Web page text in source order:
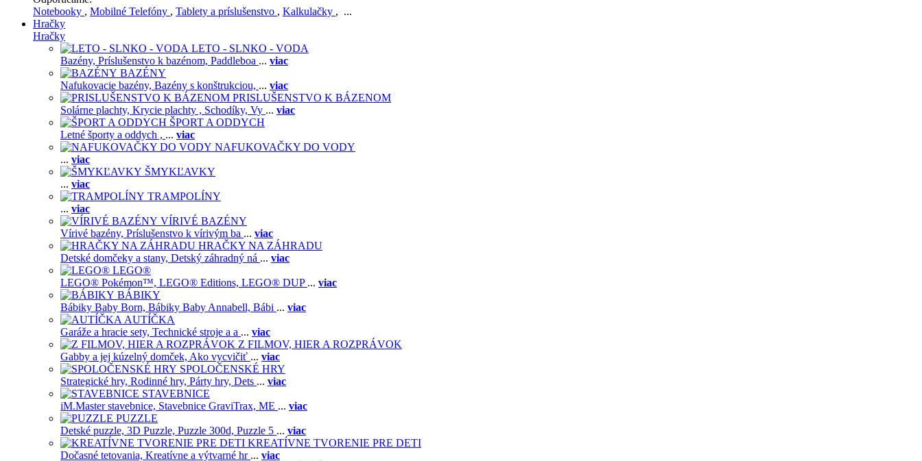
Notebooky , Mobilné Telefóny , Tablety a príslušenstvo , Kalkulačky , ...
Hračky
Hračky
LETO - SLNKO - VODA
Bazény, Príslušenstvo k bazénom, Paddleboa ... viac
BAZÉNY
Nafukovacie bazény, Bazény s konštrukciou, ... viac
PRISLUŠENSTVO K BÁZENOM
Solárne plachty, Krycie plachty , Schodíky, Vy ... viac
ŠPORT A ODDYCH
Letné športy a oddych , ... viac
NAFUKOVAČKY DO VODY
... viac
ŠMYKĽAVKY
... viac
TRAMPOLÍNY
... viac
VÍRIVÉ BAZÉNY
Vírivé bazény, Príslušenstvo k vírivým ba ... viac
HRAČKY NA ZÁHRADU
Detské domčeky a stany, Detský záhradný ná ... viac
LEGO®
LEGO® Pokémon™, LEGO® Editions, LEGO® DUP ... viac
BÁBIKY
Bábiky Baby Born, Bábiky Baby Annabell, Bábi ... viac
AUTÍČKA
Garáže a hracie sety, Technické stroje a a ... viac
Z FILMOV, HIER A ROZPRÁVOK
Gabby a jej kúzelný domček, Ako vycvičiť ... viac
SPOLOČENSKÉ HRY
Strategické hry, Rodinné hry, Párty hry, Dets ... viac
STAVEBNICE
iM.Master stavebnice, Stavebnice GraviTrax, ME ... viac
PUZZLE
Detské puzzle, 3D Puzzle, Puzzle 300d, Puzzle 5 ... viac
KREATÍVNE TVORENIE PRE DETI
Dočasné tetovania, Kreatívne a výtvarné hr ... viac